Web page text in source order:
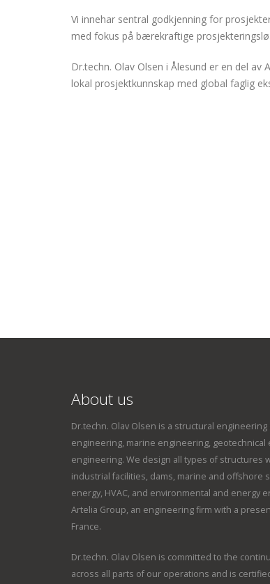
Vi innehar sentral godkjenning for
med fokus på bærekraftige
Dr.techn. Olav Olsen i Ålesund er en del
lokal prosjektkunnskap med global faglig
About us
Dr.techn. Olav Olsen is a structural
engineering, marine engineering,
engineering. We design all types of structures
industrial facilities, dams, marine and
energy, HVAC, and environmental and energy
Artelia Group, an engineering firm with a
France.
Dr.techn. Olav Olsen is committed to the
across all parts of our operations and is